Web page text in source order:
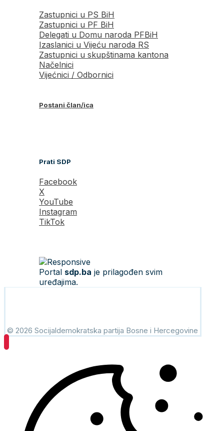
Zastupnici u PS BiH
Zastupnici u PF BiH
Delegati u Domu naroda PFBiH
Izaslanici u Vijeću naroda RS
Zastupnici u skupštinama kantona
Načelnici
Vijećnici / Odbornici
Postani član/ica
Prati SDP
Facebook
X
YouTube
Instagram
TikTok
Portal sdp.ba je prilagođen svim
uređajima.
© 2026 Socijaldemokratska partija Bosne i Hercegovine